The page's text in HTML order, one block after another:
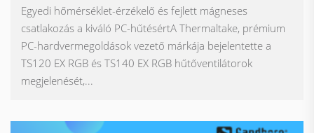
Egyedi hőmérséklet-érzékelő és fejlett mágneses
csatlakozás a kiváló PC-hűtésértA Thermaltake, prémium
PC-hardvermegoldások vezető márkája bejelentette a
TS120 EX RGB és TS140 EX RGB hűtőventilátorok
megjelenését,...